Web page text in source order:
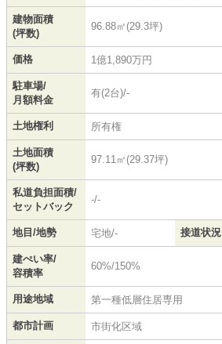
建物面積
(坪数)
96.88㎡(29.3坪)
価格 1億1,890万円
駐車場/
月額料金
有(2台)/-
土地権利 所有権
土地面積
(坪数)
97.11㎡(29.37坪)
私道負担面積/
セットバック
-/-
地目/地勢 宅地/- 接道状況
建ぺい率/
容積率
60%/150%
用途地域 第一種低層住居専用
都市計画 市街化区域